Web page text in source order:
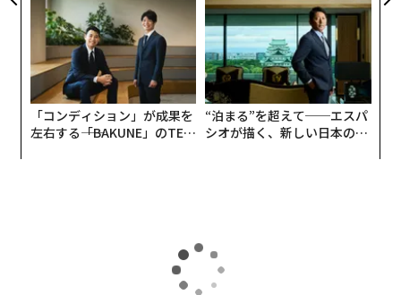
防災一筋20年の答え
全貌
「コンディション」が成果を
左右する――「BAKUNE」のTEN
“泊まる”を超えて──エスパ
シオが描く、新しい日本のラ